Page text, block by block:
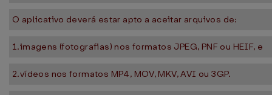
O aplicativo deverá estar apto a aceitar arquivos de:
1.imagens (fotografias) nos formatos JPEG, PNF ou HEIF, e
2.vídeos nos formatos MP4, MOV, MKV, AVI ou 3GP.